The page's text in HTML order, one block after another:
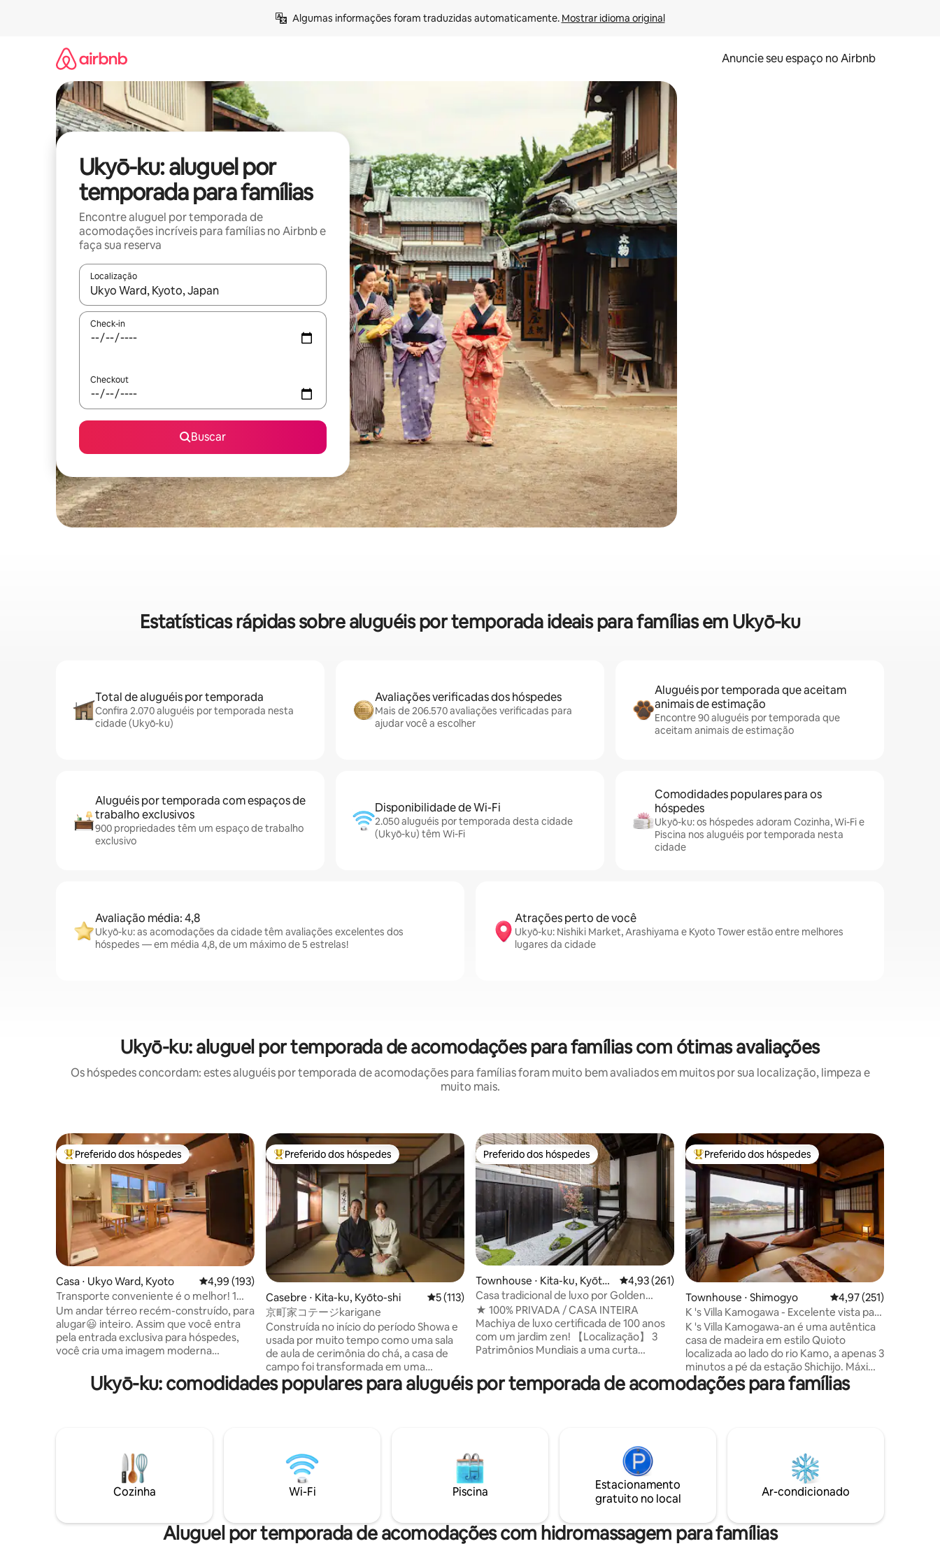
Algumas informações foram traduzidas automaticamente. Mostrar idioma original
Anuncie seu espaço no Airbnb
Ukyō-ku: aluguel por
temporada para famílias
Encontre aluguel por temporada de
acomodações incríveis para famílias no Airbnb e
faça sua reserva
Localização
Quando os resultados estiverem disponíveis, explore-os usando as seta para cima e para baixo do teclado ou tocando e deslizando o dedo na tela.
Check-in
Checkout
Buscar
Estatísticas rápidas sobre aluguéis por temporada ideais para famílias em Ukyō-ku
Total de aluguéis por temporada
Confira 2.070 aluguéis por temporada nesta
cidade (Ukyō-ku)
Avaliações verificadas dos hóspedes
Mais de 206.570 avaliações verificadas para
ajudar você a escolher
Aluguéis por temporada que aceitam
animais de estimação
Encontre 90 aluguéis por temporada que
aceitam animais de estimação
Aluguéis por temporada com espaços de
trabalho exclusivos
900 propriedades têm um espaço de trabalho
exclusivo
Disponibilidade de Wi-Fi
2.050 aluguéis por temporada desta cidade
(Ukyō-ku) têm Wi-Fi
Comodidades populares para os
hóspedes
Ukyō-ku: os hóspedes adoram Cozinha, Wi-Fi e
Piscina nos aluguéis por temporada nesta
cidade
Avaliação média: 4,8
Ukyō-ku: as acomodações da cidade têm avaliações excelentes dos
hóspedes — em média 4,8, de um máximo de 5 estrelas!
Atrações perto de você
Ukyō-ku: Nishiki Market, Arashiyama e Kyoto Tower estão entre melhores
lugares da cidade
Ukyō-ku: aluguel por temporada de acomodações para famílias com ótimas avaliações
Os hóspedes concordam: estes aluguéis por temporada de acomodações para famílias foram muito bem avaliados em muitos por sua localização, limpeza e
muito mais.
Entre os melhores preferidos dos hóspedes
Preferido dos hóspedes
Casa ⋅ Ukyo Ward, Kyoto 4,99 de uma avaliação média de 5, 193 avaliações
4,99 (193)
Transporte conveniente é o melhor! 1
minuto de ponto de ônibus · Estação de
fronteira Arashiyama (Onsen), você
pode ir a qualquer lugar!Não há cobrança
por estacionamento!
Um andar térreo recém-construído, para
alugar😃 inteiro. Assim que você entra
pela entrada exclusiva para hóspedes,
você cria uma imagem moderna
família e os amigos no pátio e na ampla
sala de estar. Além disso, aproveite o
conveniente e você pode ir a pé até os
locais turísticos, e o Arashiyama, o
Arashiden para ir ao spa e o ponto de
ônibus estão a 2 minutos a pé. Além
conveniência, o que é muito
conveniente. Ao voltar da viagem, você
Entre os melhores preferidos dos hóspedes
Preferido dos hóspedes
Casebre ⋅ Kita-ku, Kyōto-shi 5 de uma avaliação média de 5, 113 avaliações
5 (113)
京町家コテージkarigane
Construída no início do período Showa e
usada por muito tempo como uma sala
de aula de cerimônia do chá, a casa de
campo foi transformada em uma
pousada chamada "Kyomachiya Cottage
karigane", que pode ser alugada por um
deliciosas confeitarias japonesas,
padarias e lojas de soba. Por favor, visite
o norte de Quioto, onde o tempo flui de
forma relaxante, com base na casa de
por artesãos da Miyadai e Saikon, que são
dedicados a materiais naturais e técnicas
Preferido dos hóspedes
Preferido dos hóspedes
Townhouse ⋅ Kita-ku, Kyōto-
shi
4,93 de uma avaliação média de 5, 261 avaliações
4,93 (261)
Casa tradicional de luxo por Golden
Pavilion
★ 100% PRIVADA / CASA INTEIRA
Machiya de luxo certificada de 100 anos
com um jardim zen! 【Localização】 3
Patrimônios Mundiais a uma curta
Ryoanji e Ninnaji: perto 7-Eleven: 3 min a
pé / Muitos restaurantes nas
bicicletas * Lista secreta de restaurantes
do anfitrião Agradecemos por escolher o
Japão! Queremos que vocês tenham as
melhores lembranças. Você sempre
pode contar conosco, mesmo APÓS o
checkout, se tiver algum problema no
Japão.
Entre os melhores preferidos dos hóspedes
Preferido dos hóspedes
Townhouse ⋅ Shimogyo 4,97 de uma avaliação
4,97 (251)
K 's Villa Kamogawa - Excelente vista para
o rio
K 's Villa Kamogawa-an é uma autêntica
casa de madeira em estilo Quioto
localizada ao lado do rio Kamo, a apenas 3
minutos a pé da estação Shichijo. Máximo
de 7 hóspedes, adequado para 2 a 5
hóspedes Por favor, certifique-se de
das 20:30. ※Por favor, NÃO vá
diretamente à K 's Villa. ・Se você chegar
antes das 16:00, podemos manter sua
bagagem no K 's Villa Office(K' s House
Ukyō-ku: comodidades populares para aluguéis por temporada de acomodações para famílias
Cozinha Wi-Fi Piscina
Estacionamento
gratuito no local
Ar-condicionado
Aluguel por temporada de acomodações com hidromassagem para famílias